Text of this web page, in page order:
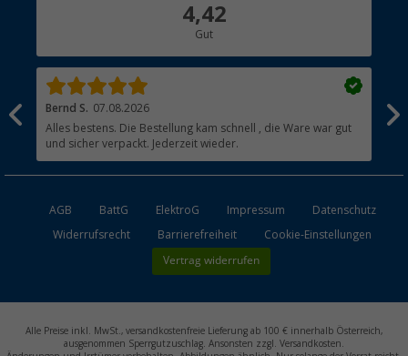
4,42
Gut
Bernd S. 07.08.2026
Alles bestens. Die Bestellung kam schnell , die Ware war gut
und sicher verpackt. Jederzeit wieder.
AGB BattG ElektroG Impressum
Datenschutz
Widerrufsrecht
Barrierefreiheit Cookie-Einstellungen
Vertrag widerrufen
Alle Preise inkl. MwSt., versandkostenfreie Lieferung ab 100 € innerhalb Österreich,
ausgenommen Sperrgutzuschlag. Ansonsten zzgl. Versandkosten.